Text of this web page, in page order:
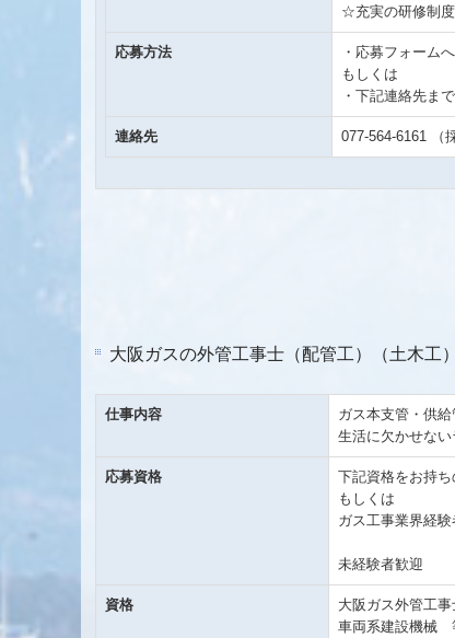
☆充実の研修制
応募方法
・応募フォーム
もしくは
・下記連絡先ま
連絡先 077-564-6161 （
大阪ガスの外管工事士（配管工）（土木工
仕事内容
ガス本支管・供
生活に欠かせない
応募資格
下記資格をお持
もしくは
ガス工事業界経験
未経験者歓迎
資格
大阪ガス外管工事
車両系建設機械